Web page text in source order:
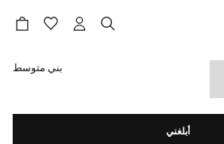
بني متوسط
أبلغني